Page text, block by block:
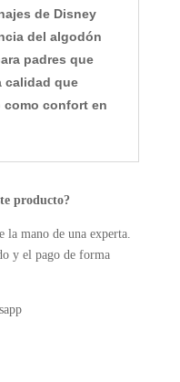
de Disney
del algodón
padres que
calidad que
confort en
producto?
la mano de una experta.
y el pago de forma